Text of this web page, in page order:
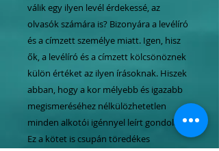
válik egy ilyen levél érdekessé, az
olvasók számára is? Bizonyára a levélíró
és a címzett személye miatt. Igen, hisz
ők, a levélíró és a címzett kölcsönöznek
külön értéket az ilyen írásoknak. Hiszek
abban, hogy a kor mélyebb és igazabb
megismeréséhez nélkülözhetetlen
minden alkotói igénnyel leírt gondolat.
Ez a kötet is csupán töredékes